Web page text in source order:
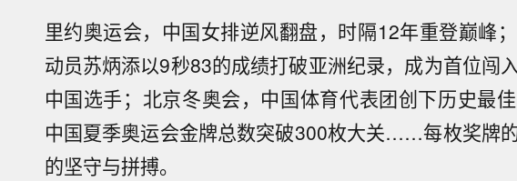
里约奥运会，中国女排逆风翻盘，时隔12年重登巅峰
动员苏炳添以9秒83的成绩打破亚洲纪录，成为首位闯
中国选手；北京冬奥会，中国体育代表团创下历史最佳
中国夏季奥运会金牌总数突破300枚大关……每枚奖牌
的坚守与拼搏。